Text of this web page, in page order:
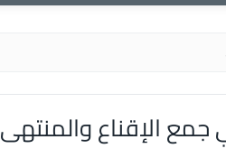
الإقناع والمنتهى